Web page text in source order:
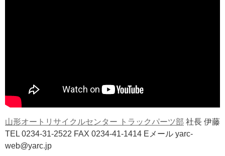
山形オートリサイクルセンター トラックパーツ部 社長 伊藤
TEL 0234-31-2522 FAX 0234-41-1414 Eメール yarc-
web@yarc.jp